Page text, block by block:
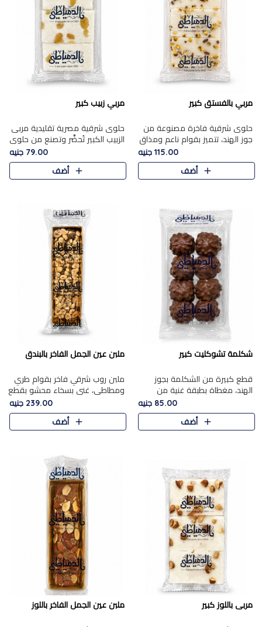
مربي بالفستق كبير
حلوى شرقية فاخرة مصنوعة من
جوز الهند، تتميز بقوام ناعم ومذاق
غني، وتزين بقطع من الفستق
الفاخر التي تضيف عليها قرمشة
115.00 جنيه
أضف
مربي زبيب كبير
حلوى شرقية مصرية تقليدية مربى
الزبيب الكبير تُحضَّر وتصنع من حلوي
جوز الهند باسد بقوام طري ومذاق
غني، وتُزين وتغطا بحبات الزبيب
الذهبي التي ..
79.00 جنيه
أضف
شكلمة تشوكليت كبير
قطع كبيرة من الشكلمة بجوز
الهند، مغطاة بطبقة غنية من
الشوكولاتة الفاخرة لتجمع بين
القوام الطري من الداخل مركز جوز
الهند المطاطي والمذاق الغن..
85.00 جنيه
أضف
ملبن عين الجمل الفاخر بالبندق
ملبن روب شرقي فاخر بقوام طري
ومطاطي، غني بسخاء محشو بقطع
عين الجمل والبندق المحمص التي
تضيف قرمشة مميزة مُرضية
ونكهة جوزية غنية في كل
239.00 جنيه
أضف
مربى باللوز كبير ملبن عين الجمل الفاخر باللوز